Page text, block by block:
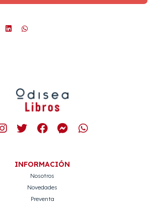
INFORMACIÓN
Nosotros
Novedades
Preventa